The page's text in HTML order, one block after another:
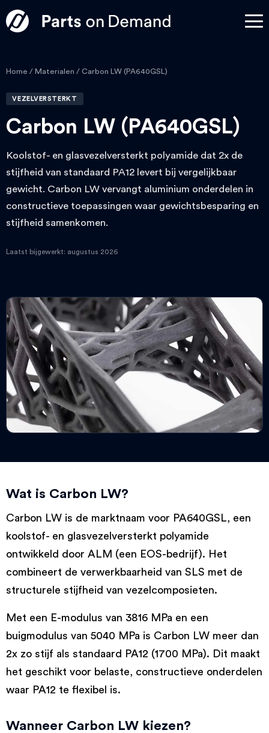
Home / Materialen / Carbon LW (PA640GSL)
VEZELVERSTERKT
Carbon LW (PA640GSL)
Koolstof- en glasvezelversterkt polyamide dat 2x de
stijfheid van standaard PA12 levert bij vergelijkbaar
gewicht. Carbon LW vervangt aluminium onderdelen in
constructieve toepassingen waar gewichtsbesparing en
stijfheid samenkomen.
Laatst bijgewerkt: augustus 2026
Wat is Carbon LW?
Carbon LW is de marktnaam voor PA640GSL, een
koolstof- en glasvezelversterkt polyamide
ontwikkeld door ALM (een EOS-bedrijf). Het
combineert de verwerkbaarheid van SLS met de
structurele stijfheid van vezelcomposieten.
Met een E-modulus van 3816 MPa en een
buigmodulus van 5040 MPa is Carbon LW meer dan
2x zo stijf als standaard PA12 (1700 MPa). Dit maakt
het geschikt voor belaste, constructieve onderdelen
waar PA12 te flexibel is.
Wanneer Carbon LW kiezen?